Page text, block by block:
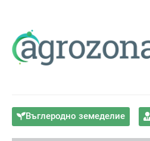
Въглеродно земеделие